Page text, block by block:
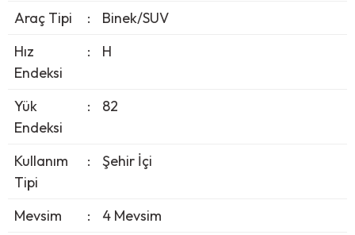
Araç Tipi
:
Binek/SUV
Hız
Endeksi
: H
Yük
Endeksi
: 82
Kullanım
Tipi
: Şehir İçi
Mevsim :
4 Mevsim